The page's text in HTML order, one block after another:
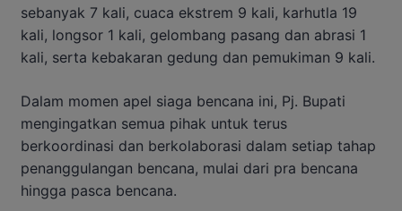
sebanyak 7 kali, cuaca ekstrem 9 kali, karhutla 19
kali, longsor 1 kali, gelombang pasang dan abrasi 1
kali, serta kebakaran gedung dan pemukiman 9 kali.
Dalam momen apel siaga bencana ini, Pj. Bupati
mengingatkan semua pihak untuk terus
berkoordinasi dan berkolaborasi dalam setiap tahap
penanggulangan bencana, mulai dari pra bencana
hingga pasca bencana.